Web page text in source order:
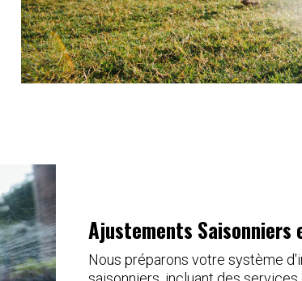
Ajustements Saisonniers
Nous préparons votre système